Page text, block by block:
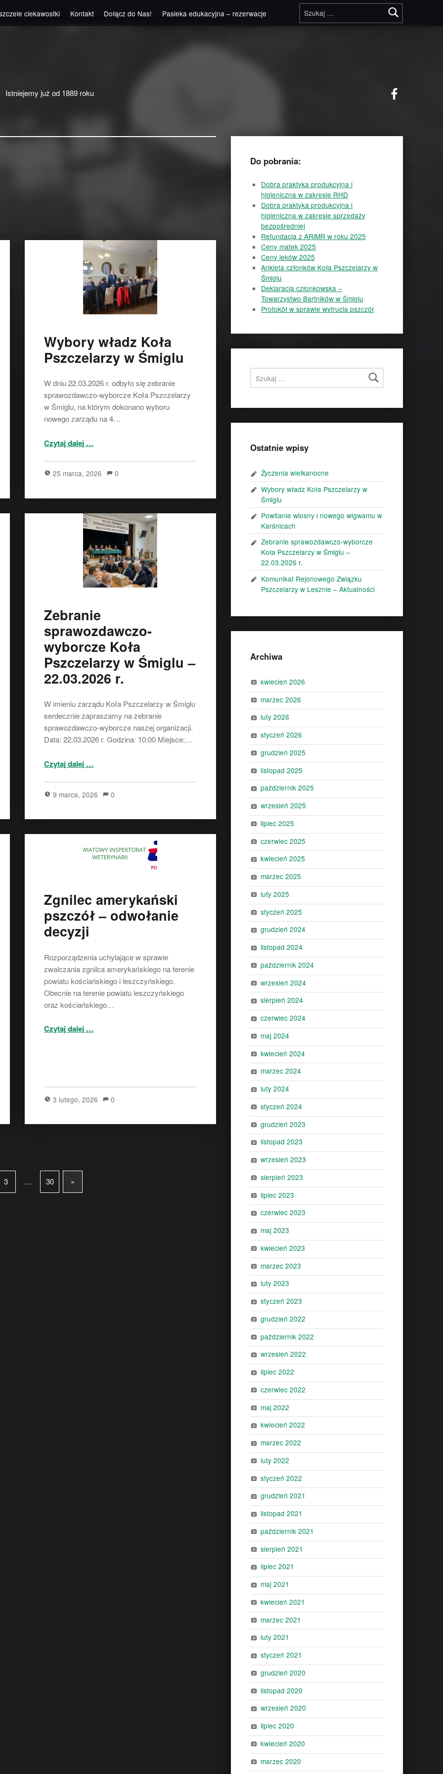
themes/modern/includes/frontend/class-assets.phpon line132
Szukaj:
ciekawostki
Kontakt Dołącz do Nas! Pasieka edukacyjna – rezerwacje
Istniejemy już od 1889 roku
Wybory władz Koła
Pszczelarzy w Śmiglu
W dniu 22.03.2026 r. odbyło się zebranie
sprawozdawczo-wyborcze Koła Pszczelarzy
w Śmiglu, na którym dokonano wyboru
nowego zarządu na 4…
Czytaj dalej …
25 marca, 2026 0
Zebranie
sprawozdawczo-
wyborcze Koła
Pszczelarzy w Śmiglu –
22.03.2026 r.
W imieniu zarządu Koła Pszczelarzy w Śmiglu
serdecznie zapraszamy na zebranie
sprawozdawczo-wyborcze naszej organizacji.
Data: 22.03.2026 r. Godzina: 10:00 Miejsce:…
Czytaj dalej …
9 marca, 2026 0
Zgnilec amerykański
pszczół – odwołanie
decyzji
Rozporządzenia uchylające w sprawie
zwalczania zgnilca amerykańskiego na terenie
powiatu kościańskiego i leszczyńskiego.
Obecnie na terenie powiatu leszczyńskiego
oraz kościańskiego…
Czytaj dalej …
3 lutego, 2026 0
3 … 30 Next page
»
Do pobrania:
Dobra praktyka produkcyjna i
higieniczna w zakresie RHD
Dobra praktyka produkcyjna i
higieniczna w zakresie sprzedaży
bezpośredniej
Refundacja z ARiMR w roku 2025
Ceny matek 2025
Ceny leków 2025
Ankieta członków Koła Pszczelarzy w
Śmiglu
Deklaracja członkowska –
Towarzystwo Bartników w Śmiglu
Protokół w sprawie wytrucia pszczół
Szukaj:
Ostatnie wpisy
Życzenia wielkanocne
Wybory władz Koła Pszczelarzy w
Śmiglu
Powitanie wiosny i nowego wigwamu w
Karśnicach
Zebranie sprawozdawczo-wyborcze
Koła Pszczelarzy w Śmiglu –
22.03.2026 r.
Komunikat Rejonowego Związku
Pszczelarzy w Lesznie – Aktualności
Archiwa
kwiecień 2026
marzec 2026
luty 2026
styczeń 2026
grudzień 2025
listopad 2025
październik 2025
wrzesień 2025
lipiec 2025
czerwiec 2025
kwiecień 2025
marzec 2025
luty 2025
styczeń 2025
grudzień 2024
listopad 2024
październik 2024
wrzesień 2024
sierpień 2024
czerwiec 2024
maj 2024
kwiecień 2024
marzec 2024
luty 2024
styczeń 2024
grudzień 2023
listopad 2023
wrzesień 2023
sierpień 2023
lipiec 2023
czerwiec 2023
maj 2023
kwiecień 2023
marzec 2023
luty 2023
styczeń 2023
grudzień 2022
październik 2022
wrzesień 2022
lipiec 2022
czerwiec 2022
maj 2022
kwiecień 2022
marzec 2022
luty 2022
styczeń 2022
grudzień 2021
listopad 2021
październik 2021
sierpień 2021
lipiec 2021
maj 2021
kwiecień 2021
marzec 2021
luty 2021
styczeń 2021
grudzień 2020
listopad 2020
wrzesień 2020
lipiec 2020
kwiecień 2020
marzec 2020